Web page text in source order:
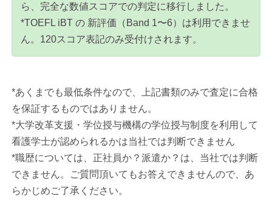
ら、完全な数値スコアでの判定に移行しました。
*TOEFL iBT の 新評価（Band 1〜6）は利用できませ
ん。120スコア表記のみ受付けされます。
*あくまでも最低条件なので、上記書類のみで査定に合格
を保証するものではありません。
*大学改革支援・学位授与機構の学位授与制度を利用して
看護学士が認められるかは当社では判断できません
*職歴については、正社員か？派遣か？は、当社では判断
できません。ご質問頂いてもお答えできませんので、あ
らかじめご了承ください。